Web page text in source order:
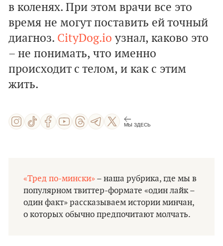
в коленях. При этом врачи все это
время не могут поставить ей точный
диагноз. CityDog.io узнал, каково это
– не понимать, что именно
происходит с телом, и как с этим
жить.
МЫ ЗДЕСЬ
«Тред по-мински» – наша рубрика, где мы в
популярном твиттер-формате «один лайк –
один факт» рассказываем истории минчан,
о которых обычно предпочитают молчать.